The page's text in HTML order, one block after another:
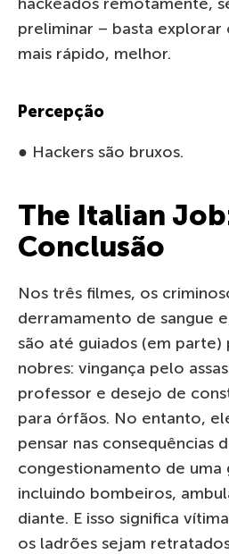
preliminar – basta
mais rápido, melhor.
Percepção
● Hackers são bruxos.
The Italian
Conclusão
Nos três filmes, os
derramamento de sangue
são até guiados (em
nobres: vingança pelo
professor e desejo de
para órfãos. No entanto,
pensar nas consequências
congestionamento de uma
incluindo bombeiros,
diante. E isso significa
os ladrões sejam